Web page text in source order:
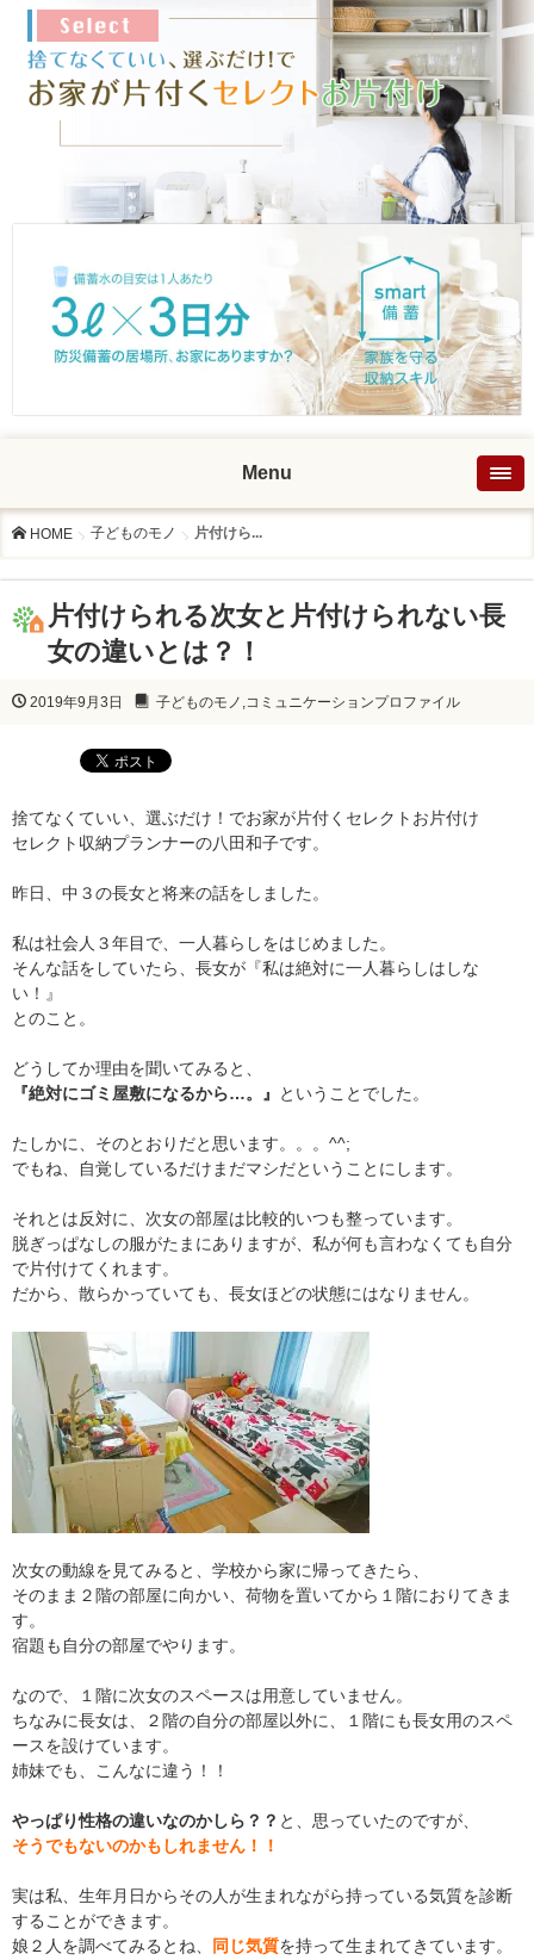
Menu
HOME 子どものモノ 片付けら...
片付けられる次女と片付けられない長
女の違いとは？！
2019年9月3日 子どものモノ ,コミュニケーションプロファイル
捨てなくていい、選ぶだけ！でお家が片付くセレクトお片付け
セレクト収納プランナーの八田和子です。
昨日、中３の長女と将来の話をしました。
私は社会人３年目で、一人暮らしをはじめました。
そんな話をしていたら、長女が『私は絶対に一人暮らしはしな
い！』
とのこと。
どうしてか理由を聞いてみると、
『絶対にゴミ屋敷になるから…。』
ということでした。
たしかに、そのとおりだと思います。。。^^;
でもね、自覚しているだけまだマシだということにします。
それとは反対に、次女の部屋は比較的いつも整っています。
脱ぎっぱなしの服がたまにありますが、私が何も言わなくても自分
で片付けてくれます。
だから、散らかっていても、長女ほどの状態にはなりません。
次女の動線を見てみると、学校から家に帰ってきたら、
そのまま２階の部屋に向かい、荷物を置いてから１階におりてきま
す。
宿題も自分の部屋でやります。
なので、１階に次女のスペースは用意していません。
ちなみに長女は、２階の自分の部屋以外に、１階にも長女用のスペ
ースを設けています。
姉妹でも、こんなに違う！！
やっぱり性格の違いなのかしら？？ と、思っていたのですが、
そうでもないのかもしれません！！
実は私、生年月日からその人が生まれながら持っている気質を診断
することができます。
娘２人を調べてみるとね、
同じ気質を持って生まれてきています。